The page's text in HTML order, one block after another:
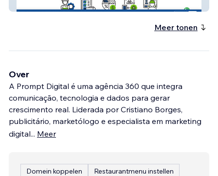
PI Engenharia
Meer tonen
Over
A Prompt Digital é uma agência 360 que integra
comunicação, tecnologia e dados para gerar
crescimento real. Liderada por Cristiano Borges,
publicitário, marketólogo e especialista em marketing
digital... Meer
Domein koppelen
Restaurantmenu instellen